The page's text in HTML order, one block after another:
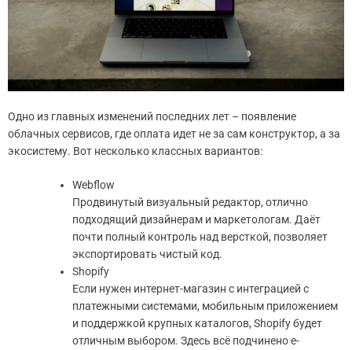
Одно из главных изменений последних лет – появление
облачных сервисов, где оплата идет не за сам конструктор, а за
экосистему. Вот несколько классных вариантов:
Webflow
Продвинутый визуальный редактор, отлично
подходящий дизайнерам и маркетологам. Даёт
почти полный контроль над версткой, позволяет
экспортировать чистый код.
Shopify
Если нужен интернет-магазин с интеграцией с
платежными системами, мобильным приложением
и поддержкой крупных каталогов, Shopify будет
отличным выбором. Здесь всё подчинено e-